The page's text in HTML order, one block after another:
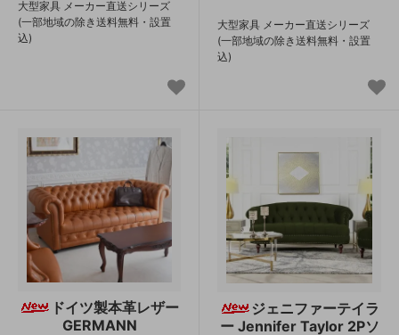
大型家具 メーカー直送シリーズ
(一部地域の除き送料無料・設置
込)
大型家具 メーカー直送シリーズ
(一部地域の除き送料無料・設置
込)
ドイツ製本革レザー
GERMANN
ジェニファーテイラ
ー Jennifer Taylor 2Pソ